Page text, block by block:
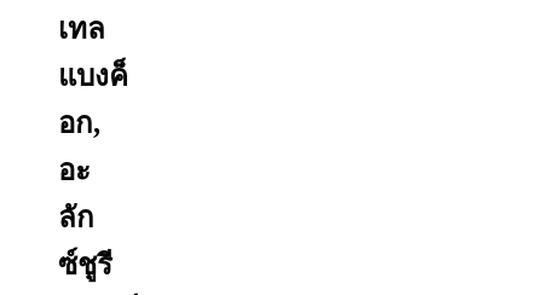
เทล
แบงค็
อก,
อะ
ลัก
ซ์ชูรี